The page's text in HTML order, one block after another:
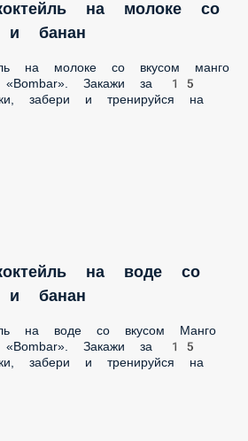
на молоке со
банан
на молоке со вкусом манго и банан.
за 15 минут до тренировки,
все 100!
на воде со вкусом Манго и банан.
за 15 минут до тренировки,
все 100!